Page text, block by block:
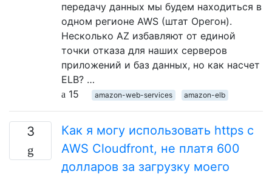
передачу данных мы будем находиться в
одном регионе AWS (штат Орегон).
Несколько AZ избавляют от единой
точки отказа для наших серверов
приложений и баз данных, но как насчет
ELB? …
15
amazon-web-services amazon-elb
3
Как я могу использовать https с
AWS Cloudfront, не платя 600
долларов за загрузку моего